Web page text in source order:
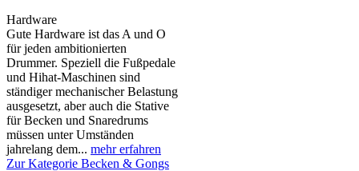
Hardware
Gute Hardware ist das A und O
für jeden ambitionierten
Drummer. Speziell die Fußpedale
und Hihat-Maschinen sind
ständiger mechanischer Belastung
ausgesetzt, aber auch die Stative
für Becken und Snaredrums
müssen unter Umständen
jahrelang dem... mehr erfahren
Zur Kategorie Becken & Gongs